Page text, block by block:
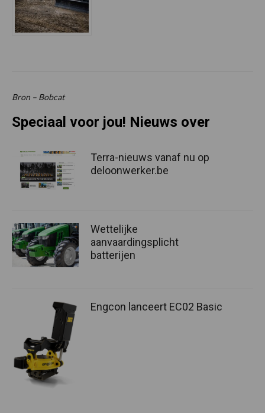
Bron – Bobcat
Speciaal voor jou! Nieuws over
Terra-nieuws vanaf nu op
deloonwerker.be
Wettelijke
aanvaardingsplicht
batterijen
Engcon lanceert EC02 Basic